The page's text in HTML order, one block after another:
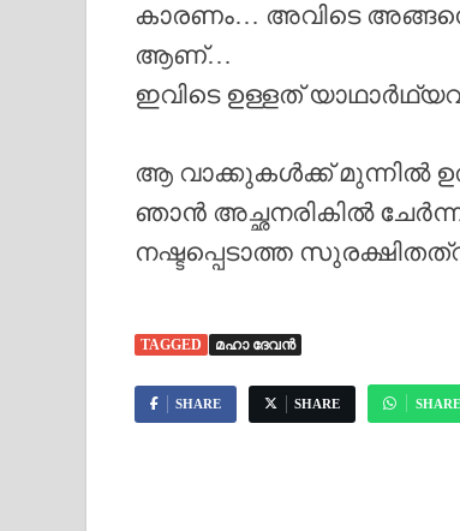
കാരണം… അവിടെ
ആണ്…
ഇവിടെ ഉള്ളത്
ആ വാക്കുകൾക്ക് മുന്നിൽ
ഞാൻ അച്ഛനരികിൽ
നഷ്ടപ്പെടാത്ത
TAGGED മഹാ ദേവൻ
SHARE SHARE SHARE